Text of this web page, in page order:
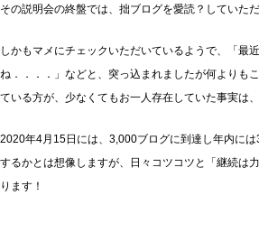
その説明会の終盤では、拙ブログを愛読？していただ
しかもマメにチェックいただいているようで、「最
ね．．．．」などと、突っ込まれましたが何よりも
ている方が、少なくてもお一人存在していた事実は
2020年4月15日には、3,000ブログに到達し年内に
するかとは想像しますが、日々コツコツと「継続は
ります！